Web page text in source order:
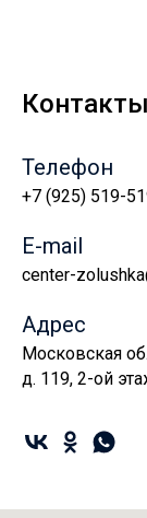
Контакты
Телефон
+7 (925) 519-
E-mail
center-
Адрес
Московская
д. 119, 2-ой